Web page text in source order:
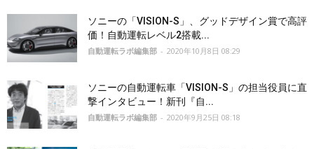
ソニーの「VISION-S」、グッドデザイン賞で高評
価！自動運転レベル2搭載...
自動運転ラボ編集部 - 2020年10月8日 08:29
ソニーの自動運転車「VISION-S」の担当役員に直
撃インタビュー！新刊『自...
自動運転ラボ編集部 - 2020年9月25日 08:18